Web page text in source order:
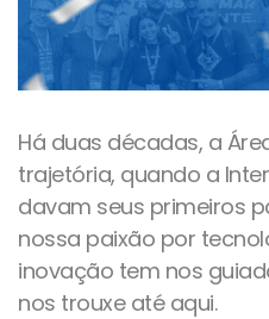
Há duas décadas, a
trajetória, quando a
davam seus primeiros
nossa paixão por
inovação tem nos
nos trouxe até aqui.